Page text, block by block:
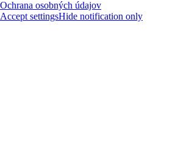
Ochrana osobných údajov
Accept settingsHide notification only